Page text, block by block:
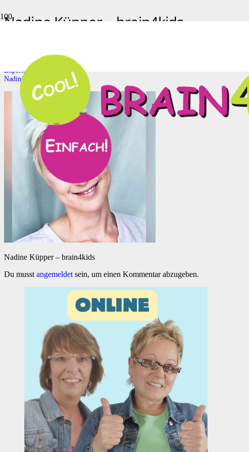
Nadine Küpper – brain4kids
Experten
Nadine Küpper – brain4kids
Nadine Küpper – brain4kids
Du musst angemeldet sein, um einen Kommentar abzugeben.